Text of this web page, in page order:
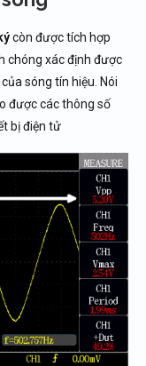
còn được tích hợp
chóng xác định được
sóng tín hiệu. Nói
được các thông số
bị điện tử